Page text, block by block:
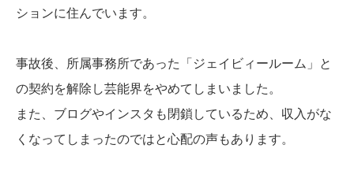
ションに住んでいます。
事故後、所属事務所であった「ジェイビィールーム」と
の契約を解除し芸能界をやめてしまいました。
また、ブログやインスタも閉鎖しているため、収入がな
くなってしまったのではと心配の声もあります。